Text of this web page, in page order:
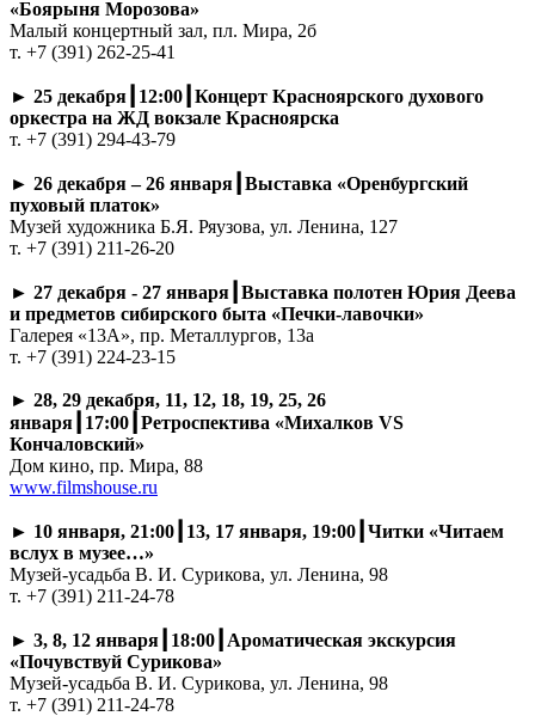
«Боярыня Морозова»
Малый концертный зал, пл. Мира, 2б
т. +7 (391) 262-25-41
► 25 декабря┃12:00┃Концерт Красноярского духового
оркестра на ЖД вокзале Красноярска
т. +7 (391) 294-43-79
► 26 декабря – 26 января┃Выставка «Оренбургский
пуховый платок»
Музей художника Б.Я. Ряузова, ул. Ленина, 127
т. +7 (391) 211-26-20
► 27 декабря - 27 января┃Выставка полотен Юрия Деева
и предметов сибирского быта «Печки-лавочки»
Галерея «13А», пр. Металлургов, 13а
т. +7 (391) 224-23-15
► 28, 29 декабря, 11, 12, 18, 19, 25, 26
января┃17:00┃Ретроспектива «Михалков VS
Кончаловский»
Дом кино, пр. Мира, 88
www.filmshouse.ru
► 10 января, 21:00┃13, 17 января, 19:00┃Читки «Читаем
вслух в музее…»
Музей-усадьба В. И. Сурикова, ул. Ленина, 98
т. +7 (391) 211-24-78
► 3, 8, 12 января┃18:00┃Ароматическая экскурсия
«Почувствуй Сурикова»
Музей-усадьба В. И. Сурикова, ул. Ленина, 98
т. +7 (391) 211-24-78